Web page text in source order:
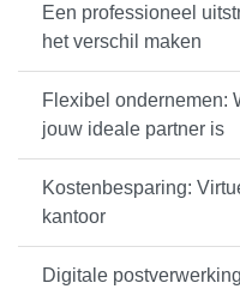
Een professioneel
het verschil maken
Flexibel ondernemen:
jouw ideale partner is
Kostenbesparing:
kantoor
Digitale